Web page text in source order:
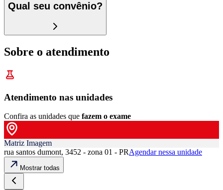
Qual seu convênio?
Sobre o atendimento
Atendimento nas unidades
Confira as unidades que fazem o exame
Matriz Imagem
rua santos dumont, 3452 - zona 01 - PRAgendar nessa unidade
Mostrar todas